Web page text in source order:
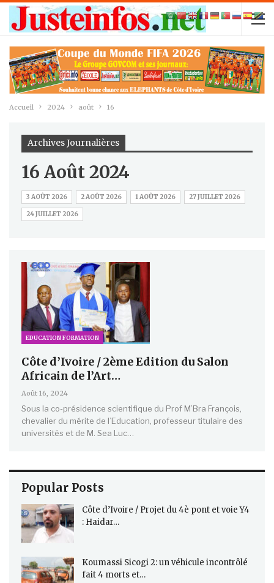
Accueil 2024 août 16
Archives Journalières
16 Août 2024
3 AOÛT 2026 2 AOÛT 2026 1 AOÛT 2026 27 JUILLET 2026
24 JUILLET 2026
EDUCATION FORMATION
Côte d’Ivoire / 2ème Edition du Salon
Africain de l’Art…
Août 16, 2024
Sous la co-présidence scientifique du Prof M’Bra François,
chevalier du mérite de l’Education, professeur titulaire des
universités et de M. Sea Luc…
Popular Posts
Côte d’Ivoire / Projet du 4è pont et voie Y4
: Haidar…
Koumassi Sicogi 2: un véhicule incontrôlé
fait 4 morts et…